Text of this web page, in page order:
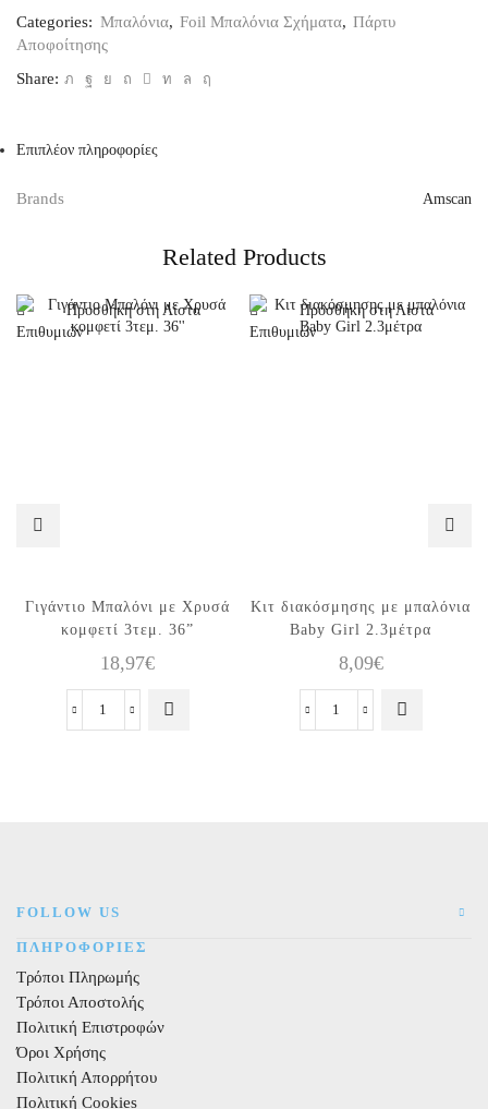
Categories: Μπαλόνια, Foil Μπαλόνια Σχήματα, Πάρτυ
Αποφοίτησης
Share:
Επιπλέον πληροφορίες
Brands Amscan
Related Products
Προσθήκη στη Λίστα
Επιθυμιών
Γιγάντιο Μπαλόνι με Χρυσά
κομφετί 3τεμ. 36”
18,97€
Γιγάντιο
Προσθήκη στη Λίστα
Επιθυμιών
Κιτ διακόσμησης με μπαλόνια
Baby Girl 2.3μέτρα
8,09€
Κιτ
FOLLOW US
ΠΛΗΡΟΦΟΡΙΕΣ
Τρόποι Πληρωμής
Τρόποι Αποστολής
Πολιτική Επιστροφών
Όροι Χρήσης
Πολιτική Απορρήτου
Πολιτική Cookies